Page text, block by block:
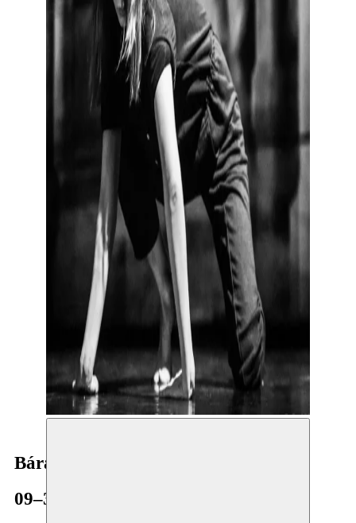
Bára Sigfúsdóttir
09–31.05.2017